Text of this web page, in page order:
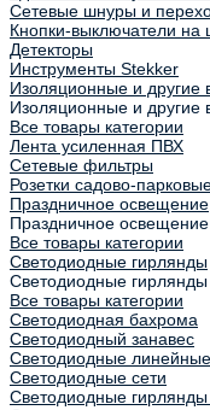
Сетевые шнуры и
Кнопки-выключатели на
Детекторы
Инструменты Stekker
Изоляционные и другие
Изоляционные и другие
Все товары категории
Лента усиленная ПВХ
Сетевые фильтры
Розетки садово-
Праздничное освещение
Праздничное освещение
Все товары категории
Светодиодные гирлянды
Светодиодные гирлянды
Все товары категории
Светодиодная бахрома
Светодиодный занавес
Светодиодные
Светодиодные сети
Светодиодные гирлянды